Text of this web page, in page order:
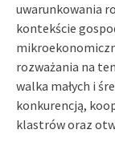
uwarunkowania
kontekście
rozważania na
walka małych i
konkurencją,
klastrów oraz